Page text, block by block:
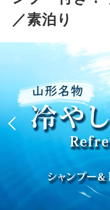
／素泊り